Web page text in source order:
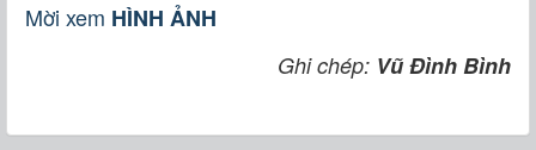
Mời xem HÌNH ẢNH
Ghi chép: Vũ Đình Bình